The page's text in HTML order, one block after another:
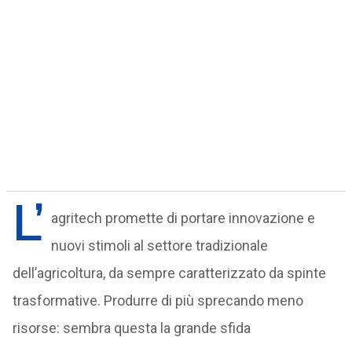
L’ agritech promette di portare innovazione e
nuovi stimoli al settore tradizionale
dell’agricoltura, da sempre caratterizzato da spinte
trasformative. Produrre di più sprecando meno
risorse: sembra questa la grande sfida